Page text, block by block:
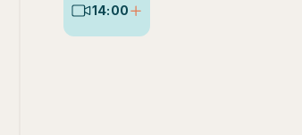
14:00